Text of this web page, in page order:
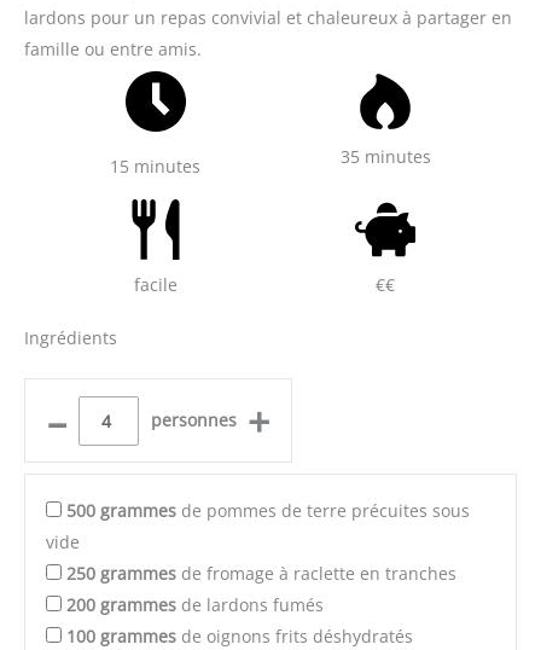
lardons pour un repas convivial et chaleureux à partager en
famille ou entre amis.
15 minutes 35 minutes
facile €€
Ingrédients
– personnes +
500 grammes de pommes de terre précuites sous
vide
250 grammes de fromage à raclette en tranches
200 grammes de lardons fumés
100 grammes de oignons frits déshydratés